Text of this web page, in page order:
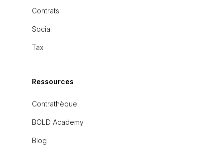
Contrats
Social
Tax
Ressources
Contrathèque
BOLD Academy
Blog